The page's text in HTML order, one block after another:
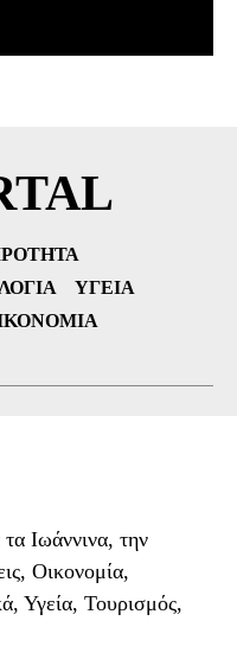
ΥΓΕΊΑ
Ιωάννινα, την
Οικονομία,
Υγεία, Τουρισμός,